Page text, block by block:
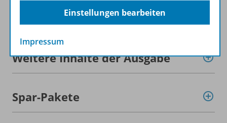
Beschreibung
Weitere Inhalte der Ausgabe
Spar-Pakete
Einstellungen bearbeiten
Impressum